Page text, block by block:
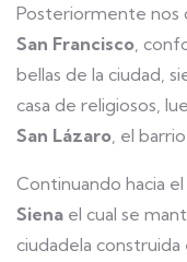
Posteriormente nos
San Francisco ,
bellas de la ciudad,
casa de religiosos,
San Lázaro , el
Continuando hacia el
Siena el cual se
ciudadela construida